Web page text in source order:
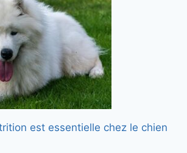
est essentielle chez le chien